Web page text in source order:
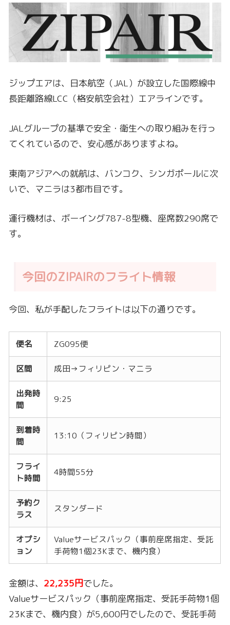
ジップエアは、日本航空（JAL）が設立した国際線中
長距離路線LCC（格安航空会社）エアラインです。
JALグループの基準で安全・衛生への取り組みを行っ
てくれているので、安心感がありますよね。
東南アジアへの就航は、バンコク、シンガポールに次
いで、マニラは3都市目です。
運行機材は、ボーイング787-8型機、座席数290席で
す。
今回のZIPAIRのフライト情報
今回、私が手配したフライトは以下の通りです。
便名 ZG095便
区間 成田→フィリピン・マニラ
出発時
間
9:25
到着時
間
13:10（フィリピン時間）
フライ
ト時間
4時間55分
予約ク
ラス
スタンダード
オプシ
ョン
Valueサービスパック（事前座席指定、受託
手荷物1個23Kまで、機内食）
金額は、 22,235円でした。
Valueサービスパック（事前座席指定、受託手荷物1個
23Kまで、機内食）が5,600円でしたので、受託手荷